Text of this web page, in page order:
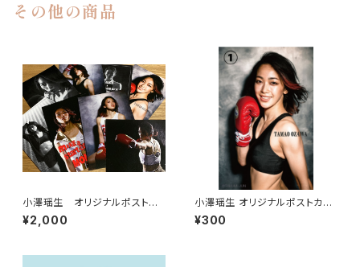
その他の商品
小澤瑶生 オリジナルポストカ
ード８枚セット
¥2,000
小澤瑶生 オリジナルポストカー
ド各種
¥300